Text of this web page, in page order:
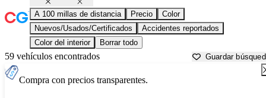
A 100 millas de distancia Precio
Color
Nuevos/Usados/Certificados
Accidentes reportados
Color del interior
Borrar todo
59 vehículos encontrados Guardar
Compra con precios transparentes.